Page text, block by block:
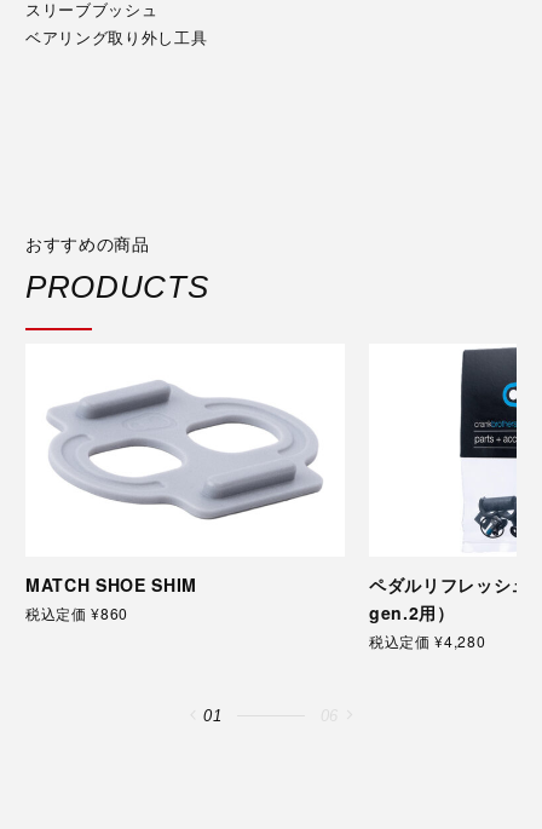
スリーブブッシュ
ベアリング取り外し工具
おすすめの商品
PRODUCTS
MATCH SHOE SHIM
税込定価 ¥860
ペダルリフレッシュ
gen.2用）
税込定価 ¥4,280
01